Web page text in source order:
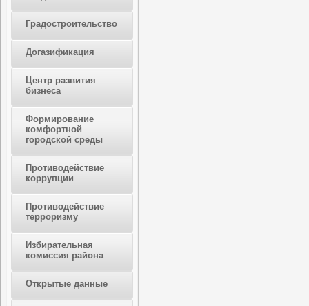
Градостроительство
Догазификация
Центр развития
бизнеса
Формирование
комфортной
городской среды
Противодействие
коррупции
Противодействие
терроризму
Избирательная
комиссия района
Открытые данные